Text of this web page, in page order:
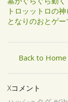
トロッットロの
となりのおとゲ
Back to Home
Xコメント